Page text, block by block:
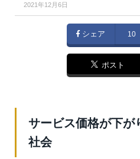
2021年12月6日
シェア 10
ポスト
サービス価格が下が
社会